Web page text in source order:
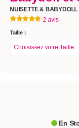
NUISETTE & BABYDOLL
2 avis
Taille :
En